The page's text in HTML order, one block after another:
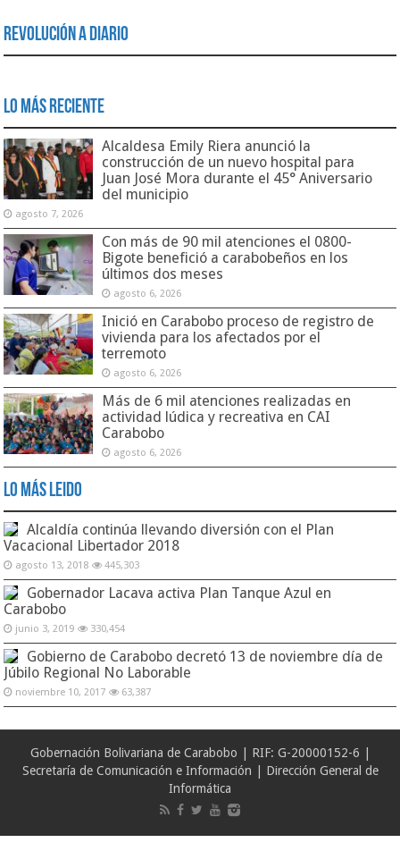
Revolución a Diario
Lo Más Reciente
Alcaldesa Emily Riera anunció la
construcción de un nuevo hospital para
Juan José Mora durante el 45° Aniversario
del municipio
agosto 7, 2026
Con más de 90 mil atenciones el 0800-
Bigote benefició a carabobeños en los
últimos dos meses
agosto 6, 2026
Inició en Carabobo proceso de registro de
vivienda para los afectados por el
terremoto
agosto 6, 2026
Más de 6 mil atenciones realizadas en
actividad lúdica y recreativa en CAI
Carabobo
agosto 6, 2026
Lo Más Leido
Alcaldía continúa llevando diversión con el Plan
Vacacional Libertador 2018
agosto 13, 2018 445,303
Gobernador Lacava activa Plan Tanque Azul en
Carabobo
junio 3, 2019 330,454
Gobierno de Carabobo decretó 13 de noviembre día de
Júbilo Regional No Laborable
noviembre 10, 2017 63,387
Gobernación Bolivariana de Carabobo | RIF: G-20000152-6 |
Secretaría de Comunicación e Información | Dirección General de
Informática